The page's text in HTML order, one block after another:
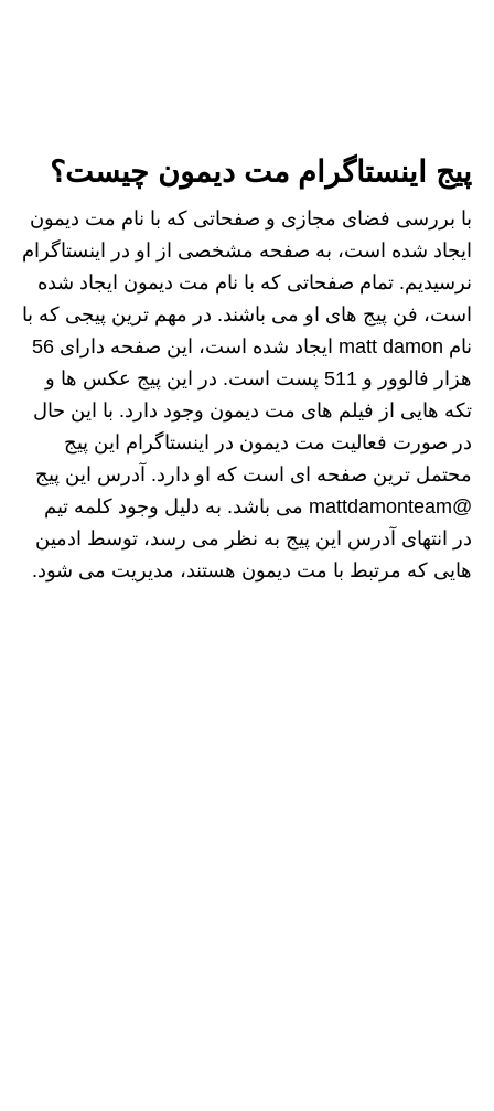
پیج اینستاگرام مت دیمون چیست؟
با بررسی فضای مجازی و صفحاتی که با نام مت دیمون
ایجاد شده است، به صفحه مشخصی از او در اینستاگرام
نرسیدیم. تمام صفحاتی که با نام مت دیمون ایجاد شده
است، فن پیج های او می باشند. در مهم ترین پیجی که با
نام matt damon ایجاد شده است، این صفحه دارای 56
هزار فالوور و 511 پست است. در این پیج عکس ها و
تکه هایی از فیلم های مت دیمون وجود دارد. با این حال
در صورت فعالیت مت دیمون در اینستاگرام این پیج
محتمل ترین صفحه ای است که او دارد. آدرس این پیج
@mattdamonteam می باشد. به دلیل وجود کلمه تیم
در انتهای آدرس این پیج به نظر می رسد، توسط ادمین
هایی که مرتبط با مت دیمون هستند، مدیریت می شود.